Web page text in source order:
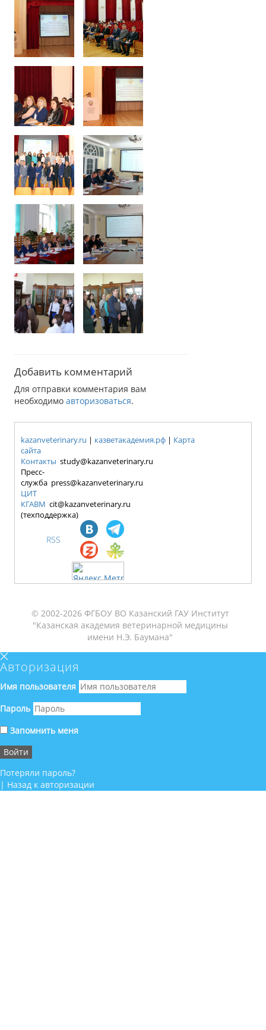
Добавить комментарий
Для отправки комментария вам
необходимо авторизоваться.
kazanveterinary.ru | казветакадемия.рф | Карта
сайта
Контакты study@kazanveterinary.ru
Пресс-
служба press@kazanveterinary.ru
ЦИТ
КГАВМ cit@kazanveterinary.ru
(техподдержка)
RSS
© 2002-2026 ФГБОУ ВО Казанский ГАУ Институт
"Казанская академия ветеринарной медицины
имени Н.Э. Баумана"
Авторизация
Имя пользователя
Пароль
Запомнить меня
Потеряли пароль?
| Назад к авторизации